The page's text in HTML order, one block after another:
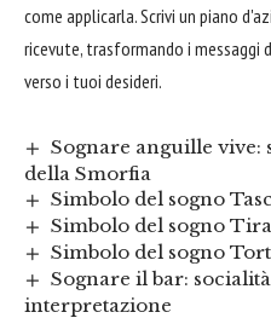
come applicarla. Scrivi un piano
ricevute, trasformando i messaggi
verso i tuoi desideri.
Sognare anguille vive:
della Smorfia
Simbolo del sogno
Simbolo del sogno
Simbolo del sogno
Sognare il bar:
interpretazione